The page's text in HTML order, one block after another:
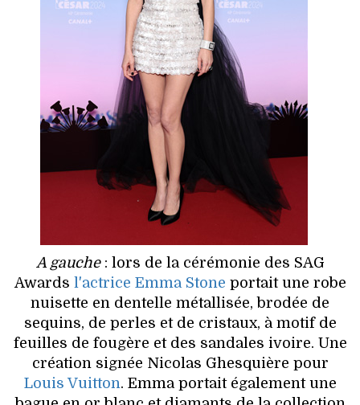
A gauche: lors de la cérémonie des SAG
Awards l'actrice Emma Stone portait une robe
nuisette en dentelle métallisée, brodée de
sequins, de perles et de cristaux, à motif de
feuilles de fougère et des sandales ivoire. Une
création signée Nicolas Ghesquière pour
Louis Vuitton. Emma portait également une